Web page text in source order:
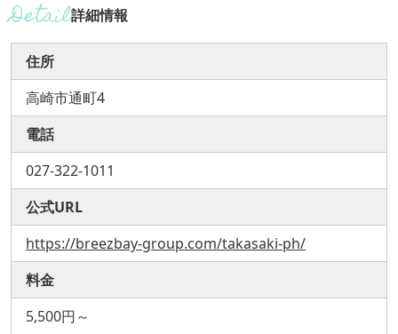
詳細情報
住所
高崎市通町4
電話
027-322-1011
公式URL
https://breezbay-group.com/takasaki-ph/
料金
5,500円～